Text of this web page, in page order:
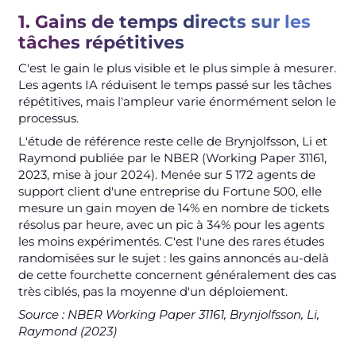
1. Gains de temps directs sur les
tâches répétitives
C'est le gain le plus visible et le plus simple à mesurer.
Les agents IA réduisent le temps passé sur les tâches
répétitives, mais l'ampleur varie énormément selon le
processus.
L'étude de référence reste celle de Brynjolfsson, Li et
Raymond publiée par le NBER (Working Paper 31161,
2023, mise à jour 2024). Menée sur 5 172 agents de
support client d'une entreprise du Fortune 500, elle
mesure un gain moyen de 14% en nombre de tickets
résolus par heure, avec un pic à 34% pour les agents
les moins expérimentés. C'est l'une des rares études
randomisées sur le sujet : les gains annoncés au-delà
de cette fourchette concernent généralement des cas
très ciblés, pas la moyenne d'un déploiement.
Source : NBER Working Paper 31161, Brynjolfsson, Li,
Raymond (2023)